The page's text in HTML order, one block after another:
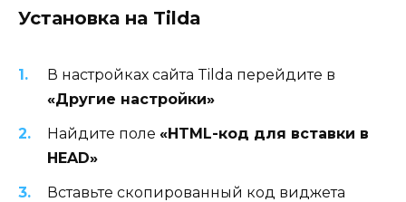
Установка на Tilda
В настройках сайта Tilda перейдите в
«Другие настройки»
Найдите поле «HTML-код для вставки в
HEAD»
Вставьте скопированный код виджета